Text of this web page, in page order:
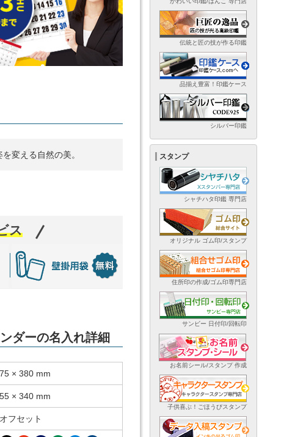
変える自然の美。
ス
ダーの名入れ詳細
75 × 380 mm
55 × 340 mm
オフセット
伝統と匠の技が作る印鑑
品揃え豊富！印鑑ケース
シルバー印鑑
スタンプ
シャチハタ印鑑 専門店
オリジナル ゴム印/スタンプ
住所印の作成/ゴム印専門店
サンビー 日付印/回転印
お名前シール/スタンプ 作成
子供喜ぶ！ごほうびスタンプ